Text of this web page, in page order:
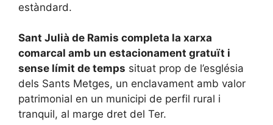
estàndard.
Sant Julià de Ramis completa la xarxa
comarcal amb un estacionament gratuït i
sense límit de temps situat prop de l’església
dels Sants Metges, un enclavament amb valor
patrimonial en un municipi de perfil rural i
tranquil, al marge dret del Ter.